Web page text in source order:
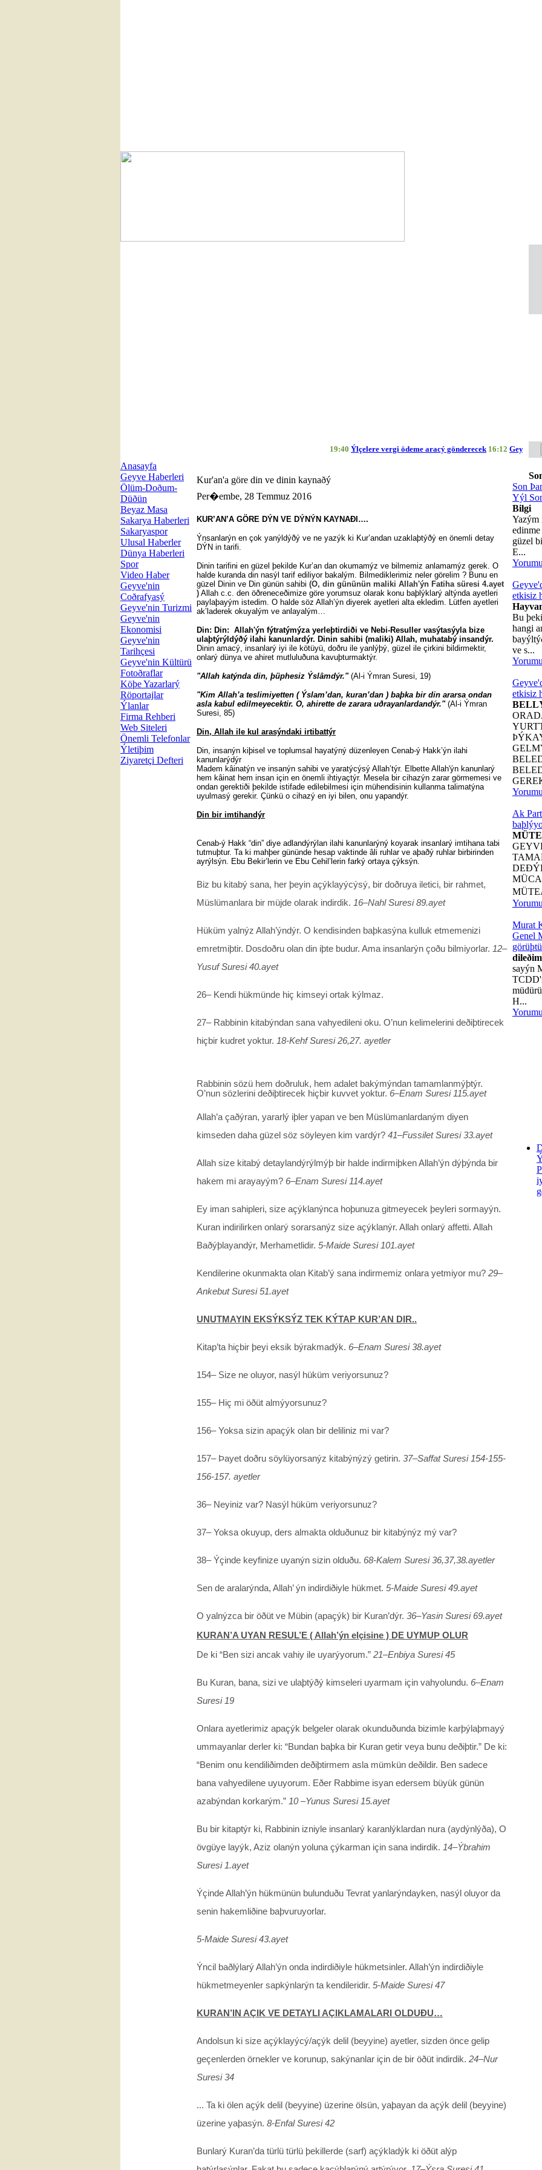
Ýlçelere vergi ödeme aracý gönderecek16:12Geyve
Anasayfa
Geyve Haberleri
Ölüm-Doðum-
Düðün
Beyaz Masa
Sakarya Haberleri
Sakaryaspor
Ulusal Haberler
Dünya Haberleri
Spor
Video Haber
Geyve'nin
Coðrafyasý
Geyve'nin Turizmi
Geyve'nin
Ekonomisi
Geyve'nin
Tarihçesi
Geyve'nin Kültürü
Fotoðraflar
Köþe Yazarlarý
Röportajlar
Ýlanlar
Firma Rehberi
Web Siteleri
Önemli Telefonlar
Ýletiþim
Ziyaretçi Defteri
Son
Yýl
Bilgi
Yazým
güzel
E...
etkisiz
Bu
hangi
ve s...
etkisiz
Ak
Murat
Genel
görüþtü
sayýn
H...
Kur'an'a göre din ve dinin kaynaðý
Per�embe, 28 Temmuz 2016
KUR’AN’A GÖRE DÝN VE DÝNÝN KAYNAÐI….
Ýnsanlarýn en çok yanýldýðý ve ne yazýk ki Kur’andan uzaklaþtýðý en önemli detay
DÝN in tarifi.
Dinin tarifini en güzel þekilde Kur’an dan okumamýz ve bilmemiz anlamamýz gerek. O
halde kuranda din nasýl tarif ediliyor bakalým. Bilmediklerimiz neler görelim ? Bunu en
güzel Dinin ve Din günün sahibi (O, din gününün maliki Allah'ýn Fatiha süresi 4.ayet
) Allah c.c. den öðreneceðimize göre yorumsuz olarak konu baþlýklarý altýnda ayetleri
paylaþayým istedim. O halde söz Allah’ýn diyerek ayetleri alta ekledim. Lütfen ayetleri
ak’laderek okuyalým ve anlayalým…
Din: Din: Allah'ýn fýtratýmýza yerleþtirdiði ve Nebi-Resuller vasýtasýyla bize
ulaþtýrýldýðý ilahi kanunlardýr. Dinin sahibi (maliki) Allah, muhatabý insandýr.
Dinin amacý, insanlarý iyi ile kötüyü, doðru ile yanlýþý, güzel ile çirkini bildirmektir,
onlarý dünya ve ahiret mutluluðuna kavuþturmaktýr.
"Allah katýnda din, þüphesiz Ýslâmdýr." (Al-i Ýmran Suresi, 19)
"Kim Allah’a teslimiyetten ( Ýslam’dan, kuran’dan ) baþka bir din ararsa ondan
asla kabul edilmeyecektir. O, ahirette de zarara uðrayanlardandýr." (Al-i Ýmran
Suresi, 85)
Din, Allah ile kul arasýndaki irtibattýr
Din, insanýn kiþisel ve toplumsal hayatýný düzenleyen Cenab-ý Hakk’ýn ilahi
kanunlarýdýr
Madem kâinatýn ve insanýn sahibi ve yaratýcýsý Allah’týr. Elbette Allah'ýn kanunlarý
hem kâinat hem insan için en önemli ihtiyaçtýr. Mesela bir cihazýn zarar görmemesi ve
ondan gerektiði þekilde istifade edilebilmesi için mühendisinin kullanma talimatýna
uyulmasý gerekir. Çünkü o cihazý en iyi bilen, onu yapandýr.
Din bir imtihandýr
Cenab-ý Hakk “din” diye adlandýrýlan ilahi kanunlarýný koyarak insanlarý imtihana tabi
tutmuþtur. Ta ki mahþer gününde hesap vaktinde âli ruhlar ve aþaðý ruhlar birbirinden
ayrýlsýn. Ebu Bekir’lerin ve Ebu Cehil’lerin farký ortaya çýksýn.
Biz bu kitabý sana, her þeyin açýklayýcýsý, bir doðruya iletici, bir rahmet,
Müslümanlara bir müjde olarak indirdik. 16–Nahl Suresi 89.ayet
Hüküm yalnýz Allah’ýndýr. O kendisinden baþkasýna kulluk etmemenizi
emretmiþtir. Dosdoðru olan din iþte budur. Ama insanlarýn çoðu bilmiyorlar. 12–
Yusuf Suresi 40.ayet
26– Kendi hükmünde hiç kimseyi ortak kýlmaz.
27– Rabbinin kitabýndan sana vahyedileni oku. O’nun kelimelerini deðiþtirecek
hiçbir kudret yoktur. 18-Kehf Suresi 26,27. ayetler
Rabbinin sözü hem doðruluk, hem adalet bakýmýndan tamamlanmýþtýr.
O’nun sözlerini deðiþtirecek hiçbir kuvvet yoktur. 6–Enam Suresi 115.ayet
Allah’a çaðýran, yararlý iþler yapan ve ben Müslümanlardaným diyen
kimseden daha güzel söz söyleyen kim vardýr? 41–Fussilet Suresi 33.ayet
Allah size kitabý detaylandýrýlmýþ bir halde indirmiþken Allah’ýn dýþýnda bir
hakem mi arayayým? 6–Enam Suresi 114.ayet
Ey iman sahipleri, size açýklanýnca hoþunuza gitmeyecek þeyleri sormayýn.
Kuran indirilirken onlarý sorarsanýz size açýklanýr. Allah onlarý affetti. Allah
Baðýþlayandýr, Merhametlidir. 5-Maide Suresi 101.ayet
Kendilerine okunmakta olan Kitab’ý sana indirmemiz onlara yetmiyor mu? 29–
Ankebut Suresi 51.ayet
UNUTMAYIN EKSÝKSÝZ TEK KÝTAP KUR’AN DIR..
Kitap’ta hiçbir þeyi eksik býrakmadýk. 6–Enam Suresi 38.ayet
154– Size ne oluyor, nasýl hüküm veriyorsunuz?
155– Hiç mi öðüt almýyorsunuz?
156– Yoksa sizin apaçýk olan bir deliliniz mi var?
157– Þayet doðru söylüyorsanýz kitabýnýzý getirin. 37–Saffat Suresi 154-155-
156-157. ayetler
36– Neyiniz var? Nasýl hüküm veriyorsunuz?
37– Yoksa okuyup, ders almakta olduðunuz bir kitabýnýz mý var?
38– Ýçinde keyfinize uyanýn sizin olduðu. 68-Kalem Suresi 36,37,38.ayetler
Sen de aralarýnda, Allah’ ýn indirdiðiyle hükmet. 5-Maide Suresi 49.ayet
O yalnýzca bir öðüt ve Mübin (apaçýk) bir Kuran’dýr. 36–Yasin Suresi 69.ayet
KURAN’A UYAN RESUL’E ( Allah’ýn elçisine ) DE UYMUÞ OLUR
De ki “Ben sizi ancak vahiy ile uyarýyorum.” 21–Enbiya Suresi 45
Bu Kuran, bana, sizi ve ulaþtýðý kimseleri uyarmam için vahyolundu. 6–Enam
Suresi 19
Onlara ayetlerimiz apaçýk belgeler olarak okunduðunda bizimle karþýlaþmayý
ummayanlar derler ki: “Bundan baþka bir Kuran getir veya bunu deðiþtir.” De ki:
“Benim onu kendiliðimden deðiþtirmem asla mümkün deðildir. Ben sadece
bana vahyedilene uyuyorum. Eðer Rabbime isyan edersem büyük günün
azabýndan korkarým.” 10 –Yunus Suresi 15.ayet
Bu bir kitaptýr ki, Rabbinin izniyle insanlarý karanlýklardan nura (aydýnlýða), O
övgüye layýk, Aziz olanýn yoluna çýkarman için sana indirdik. 14–Ýbrahim
Suresi 1.ayet
Ýçinde Allah’ýn hükmünün bulunduðu Tevrat yanlarýndayken, nasýl oluyor da
senin hakemliðine baþvuruyorlar.
5-Maide Suresi 43.ayet
Ýncil baðlýlarý Allah’ýn onda indirdiðiyle hükmetsinler. Allah’ýn indirdiðiyle
hükmetmeyenler sapkýnlarýn ta kendileridir. 5-Maide Suresi 47
KURAN’IN AÇIK VE DETAYLI AÇIKLAMALARI OLDUÐU…
Andolsun ki size açýklayýcý/açýk delil (beyyine) ayetler, sizden önce gelip
geçenlerden örnekler ve korunup, sakýnanlar için de bir öðüt indirdik. 24–Nur
Suresi 34
... Ta ki ölen açýk delil (beyyine) üzerine ölsün, yaþayan da açýk delil (beyyine)
üzerine yaþasýn. 8-Enfal Suresi 42
Bunlarý Kuran’da türlü türlü þekillerde (sarf) açýkladýk ki öðüt alýp